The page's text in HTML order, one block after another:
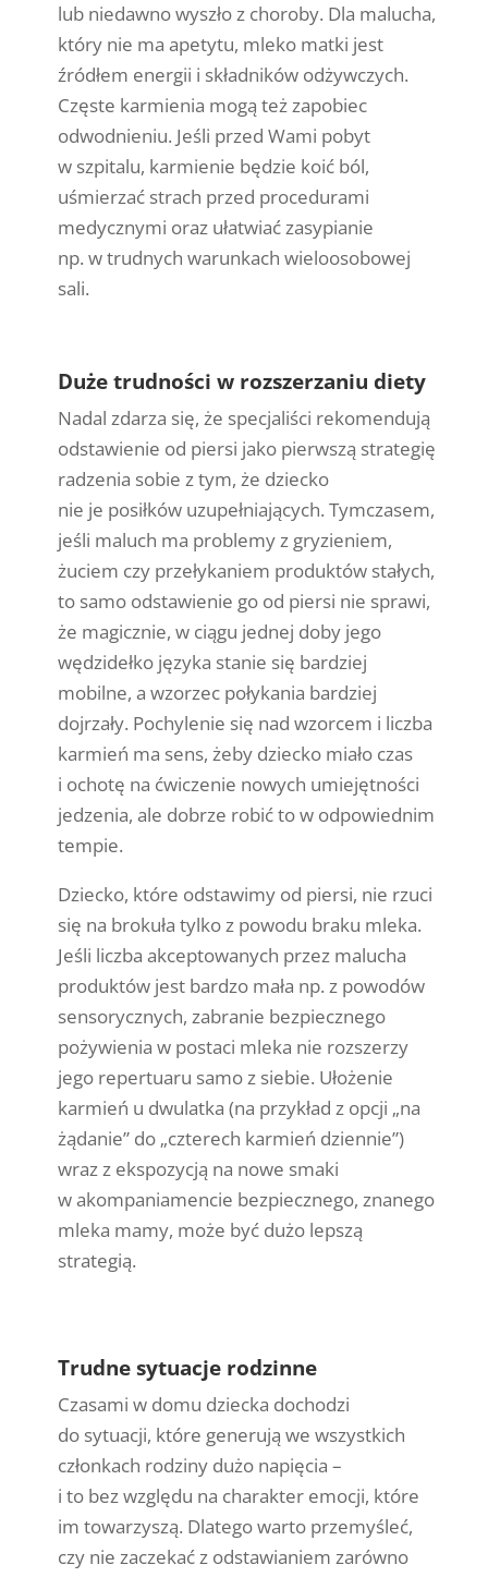
lub niedawno wyszło z choroby. Dla malucha,
który nie ma apetytu, mleko matki jest
źródłem energii i składników odżywczych.
Częste karmienia mogą też zapobiec
odwodnieniu. Jeśli przed Wami pobyt
w szpitalu, karmienie będzie koić ból,
uśmierzać strach przed procedurami
medycznymi oraz ułatwiać zasypianie
np. w trudnych warunkach wieloosobowej
sali.
Duże trudności w rozszerzaniu diety
Nadal zdarza się, że specjaliści rekomendują
odstawienie od piersi jako pierwszą strategię
radzenia sobie z tym, że dziecko
nie je posiłków uzupełniających. Tymczasem,
jeśli maluch ma problemy z gryzieniem,
żuciem czy przełykaniem produktów stałych,
to samo odstawienie go od piersi nie sprawi,
że magicznie, w ciągu jednej doby jego
wędzidełko języka stanie się bardziej
mobilne, a wzorzec połykania bardziej
dojrzały. Pochylenie się nad wzorcem i liczba
karmień ma sens, żeby dziecko miało czas
i ochotę na ćwiczenie nowych umiejętności
jedzenia, ale dobrze robić to w odpowiednim
tempie.
Dziecko, które odstawimy od piersi, nie rzuci
się na brokuła tylko z powodu braku mleka.
Jeśli liczba akceptowanych przez malucha
produktów jest bardzo mała np. z powodów
sensorycznych, zabranie bezpiecznego
pożywienia w postaci mleka nie rozszerzy
jego repertuaru samo z siebie. Ułożenie
karmień u dwulatka (na przykład z opcji „na
żądanie” do „czterech karmień dziennie”)
wraz z ekspozycją na nowe smaki
w akompaniamencie bezpiecznego, znanego
mleka mamy, może być dużo lepszą
strategią.
Trudne sytuacje rodzinne
Czasami w domu dziecka dochodzi
do sytuacji, które generują we wszystkich
członkach rodziny dużo napięcia –
i to bez względu na charakter emocji, które
im towarzyszą. Dlatego warto przemyśleć,
czy nie zaczekać z odstawianiem zarówno